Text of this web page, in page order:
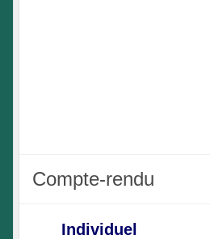
Compte-rendu
Individuel